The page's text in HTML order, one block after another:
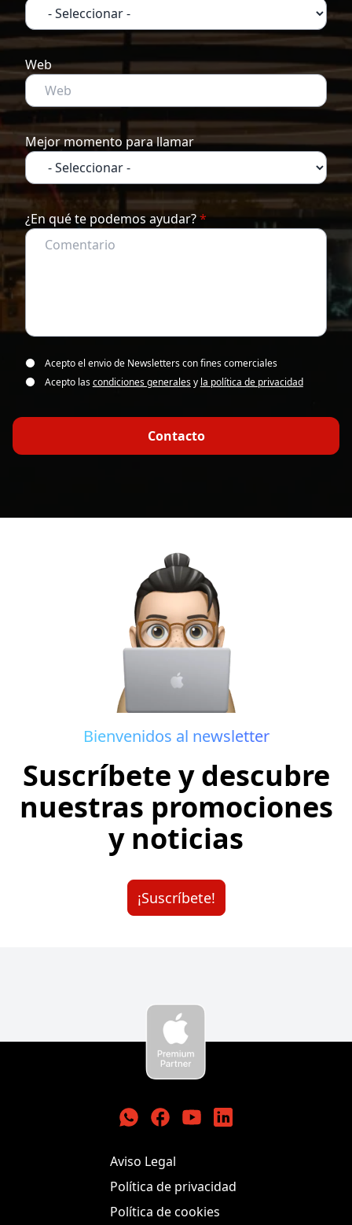
Web
Mejor momento para llamar
¿En qué te podemos ayudar?*
Acepto el envio de Newsletters con fines comerciales
Acepto lascondiciones generalesy la política de privacidad
Contacto
Bienvenidos al newsletter
Suscríbete y descubre
nuestras promociones
y noticias
¡Suscríbete!
K-tuin Empresas
Aviso Legal
Política de privacidad
Política de cookies